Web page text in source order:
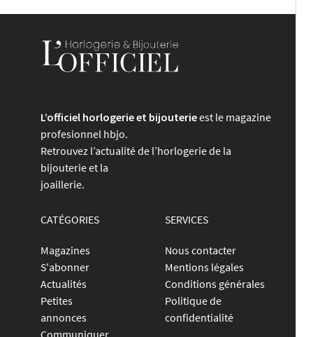
L’officiel horlogerie et bijouterieest le magazine
profesionnel hbjo.
Retrouvez l’actualité de l’horlogerie de la
bijouterie et la
joaillerie.
CATÉGORIES
Magazines
S'abonner
Actualités
Petites
annonces
SERVICES
Nous contacter
Mentions légales
Conditions générales
Politique de
confidentialité